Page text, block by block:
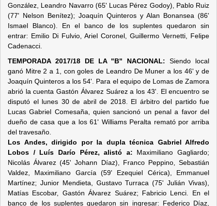
González, Leandro Navarro (65' Lucas Pérez Godoy), Pablo Ruiz
(77' Nelson Benítez); Joaquín Quinteros y Alan Bonansea (86'
Ismael Blanco). En el banco de los suplentes quedaron sin
entrar: Emilio Di Fulvio, Ariel Coronel, Guillermo Vernetti, Felipe
Cadenacci.
TEMPORADA 2017/18 DE LA "B" NACIONAL:Siendo local
ganó Mitre 2 a 1, con goles de Leandro De Muner a los 46' y de
Joaquín Quinteros a los 54'. Para el equipo de Lomas de Zamora
abrió la cuenta Gastón Álvarez Suárez a los 43'. El encuentro se
disputó el lunes 30 de abril de 2018. El árbitro del partido fue
Lucas Gabriel Comesaña, quien sancionó un penal a favor del
dueño de casa que a los 61' Williams Peralta remató por arriba
del travesaño.
Los Andes, dirigido por la dupla técnica Gabriel Alfredo
Lobos / Luís Darío Pérez, alistó a: Maximiliano Gagliardo;
Nicolás Álvarez (45' Johann Díaz), Franco Peppino, Sebastián
Valdez, Maximiliano García (59' Ezequiel Cérica), Emmanuel
Martínez; Junior Mendieta, Gustavo Turraca (75' Julián Vivas),
Matías Escobar, Gastón Álvarez Suárez; Fabricio Lenci. En el
banco de los suplentes quedaron sin ingresar: Federico Díaz,